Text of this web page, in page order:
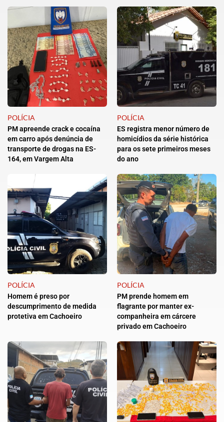
POLÍCIA
PM apreende crack e cocaína
em carro após denúncia de
transporte de drogas na ES-
164, em Vargem Alta
POLÍCIA
ES registra menor número de
homicídios da série histórica
para os sete primeiros meses
do ano
POLÍCIA
Homem é preso por
descumprimento de medida
protetiva em Cachoeiro
POLÍCIA
PM prende homem em
flagrante por manter ex-
companheira em cárcere
privado em Cachoeiro